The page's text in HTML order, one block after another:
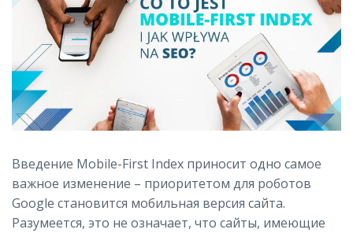
Введение Mobile-First Index приносит одно самое
важное изменение – приоритетом для роботов
Google становится мобильная версия сайта.
Разумеется, это не означает, что сайты, имеющие